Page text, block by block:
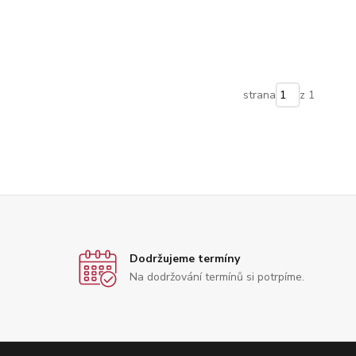
strana z 1
Dodržujeme termíny
Na dodržování termínů si potrpíme.